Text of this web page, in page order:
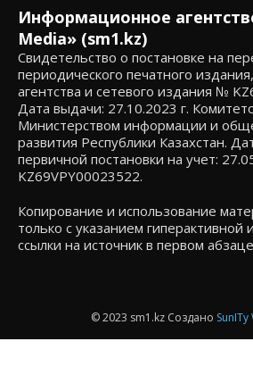
Информационное
Media» (sm1.kz)
Свидетельство о постановке на
периодического печатного
агентства и сетевого издания №
Дата выдачи: 27.10.2023 г.
Министерством информации и
развития Республики Казахстан.
первичной постановки на учет:
KZ69VPY00023522.
Копирование и использование
только с указанием гиперактивной
ссылки на источник в первом абзаце
© 2023 sm1.kz Создано